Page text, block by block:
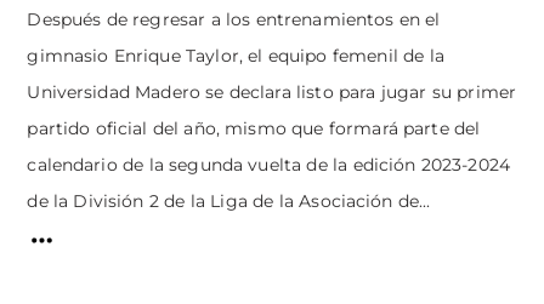
Después de regresar a los entrenamientos en el
gimnasio Enrique Taylor, el equipo femenil de la
Universidad Madero se declara listo para jugar su primer
partido oficial del año, mismo que formará parte del
calendario de la segunda vuelta de la edición 2023-2024
de la División 2 de la Liga de la Asociación de...